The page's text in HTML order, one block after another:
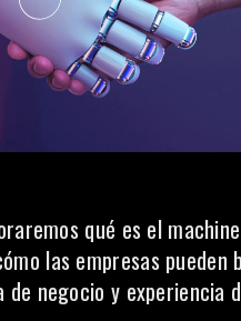
qué es el
las empresas
negocio y experiencia